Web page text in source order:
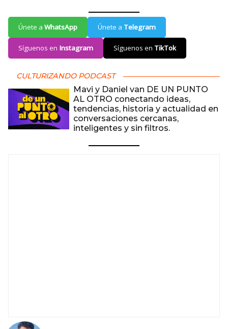
Únete a WhatsApp Únete a Telegram
Síguenos en Instagram Síguenos en TikTok
CULTURIZANDO PODCAST
Mavi y Daniel van DE UN PUNTO
AL OTRO conectando ideas,
tendencias, historia y actualidad en
conversaciones cercanas,
inteligentes y sin filtros.